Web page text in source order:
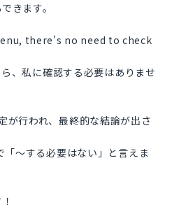
きます。
there's no need to check
ら、私に確認する必要はありませ
が行われ、最終的な結論が出さ
～する必要はない」と言えま